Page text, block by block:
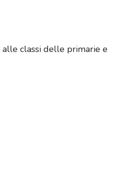
alle classi delle primarie e